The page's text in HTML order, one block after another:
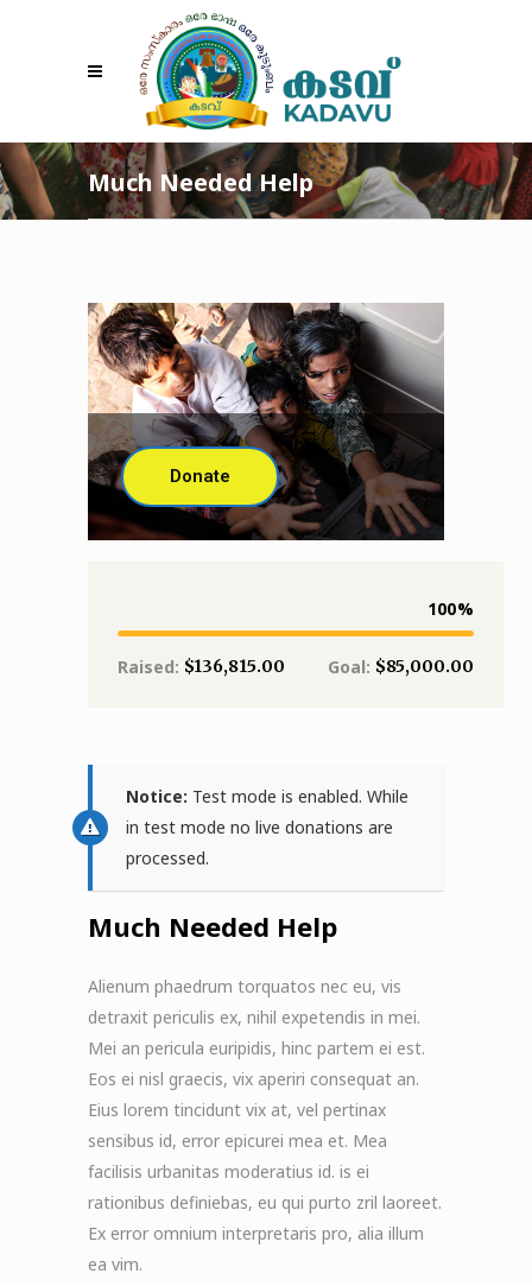
Much Needed Help
Donate
100
Raised: $136,815.00 Goal: $85,000.00
Notice: Test mode is enabled. While
in test mode no live donations are
processed.
Much Needed Help
Alienum phaedrum torquatos nec eu, vis
detraxit periculis ex, nihil expetendis in mei.
Mei an pericula euripidis, hinc partem ei est.
Eos ei nisl graecis, vix aperiri consequat an.
Eius lorem tincidunt vix at, vel pertinax
sensibus id, error epicurei mea et. Mea
facilisis urbanitas moderatius id. is ei
rationibus definiebas, eu qui purto zril laoreet.
Ex error omnium interpretaris pro, alia illum
ea vim.